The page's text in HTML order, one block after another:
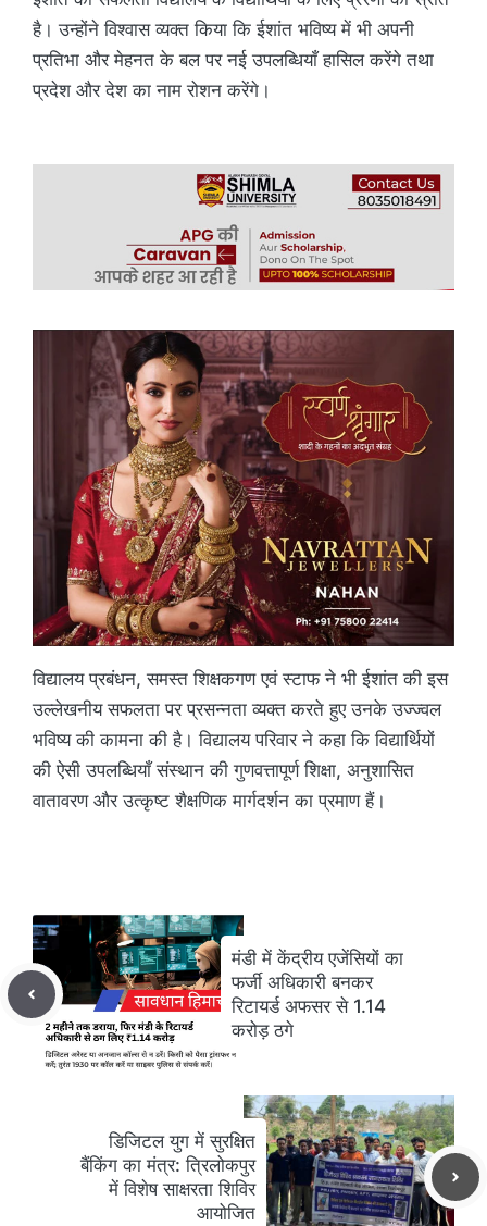
है। उन्होंने विश्वास व्यक्त किया कि ईशांत भविष्य में भी अपनी
प्रतिभा और मेहनत के बल पर नई उपलब्धियाँ हासिल करेंगे तथा
प्रदेश और देश का नाम रोशन करेंगे।
विद्यालय प्रबंधन, समस्त शिक्षकगण एवं स्टाफ ने भी ईशांत की इस
उल्लेखनीय सफलता पर प्रसन्नता व्यक्त करते हुए उनके उज्ज्वल
भविष्य की कामना की है। विद्यालय परिवार ने कहा कि विद्यार्थियों
की ऐसी उपलब्धियाँ संस्थान की गुणवत्तापूर्ण शिक्षा, अनुशासित
वातावरण और उत्कृष्ट शैक्षणिक मार्गदर्शन का प्रमाण हैं।
मंडी में केंद्रीय एजेंसियों का
फर्जी अधिकारी बनकर
रिटायर्ड अफसर से 1.14
करोड़ ठगे
डिजिटल युग में सुरक्षित
बैंकिंग का मंत्र: त्रिलोकपुर
में विशेष साक्षरता शिविर
आयोजित